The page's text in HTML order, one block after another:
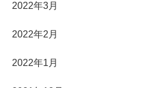
2022年3月
2022年2月
2022年1月